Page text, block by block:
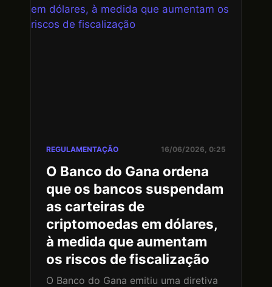
REGULAMENTAÇÃO 16/06/2026, 0:25
O Banco do Gana ordena
que os bancos suspendam
as carteiras de
criptomoedas em dólares,
à medida que aumentam
os riscos de fiscalização
O Banco do Gana emitiu uma diretiva